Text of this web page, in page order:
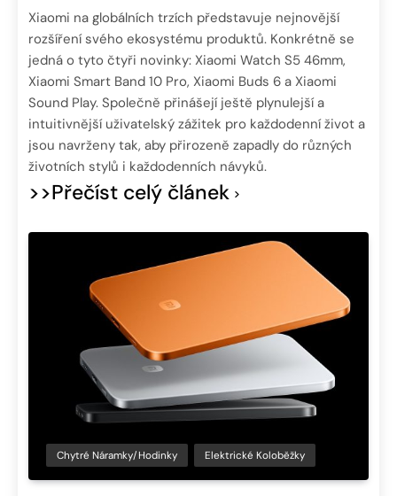
Xiaomi na globálních trzích představuje nejnovější
rozšíření svého ekosystému produktů. Konkrétně se
jedná o tyto čtyři novinky: Xiaomi Watch S5 46mm,
Xiaomi Smart Band 10 Pro, Xiaomi Buds 6 a Xiaomi
Sound Play. Společně přinášejí ještě plynulejší a
intuitivnější uživatelský zážitek pro každodenní život a
jsou navrženy tak, aby přirozeně zapadly do různých
životních stylů i každodenních návyků.
>>Přečíst celý článek
Chytré Náramky/hodinky Elektrické Koloběžky